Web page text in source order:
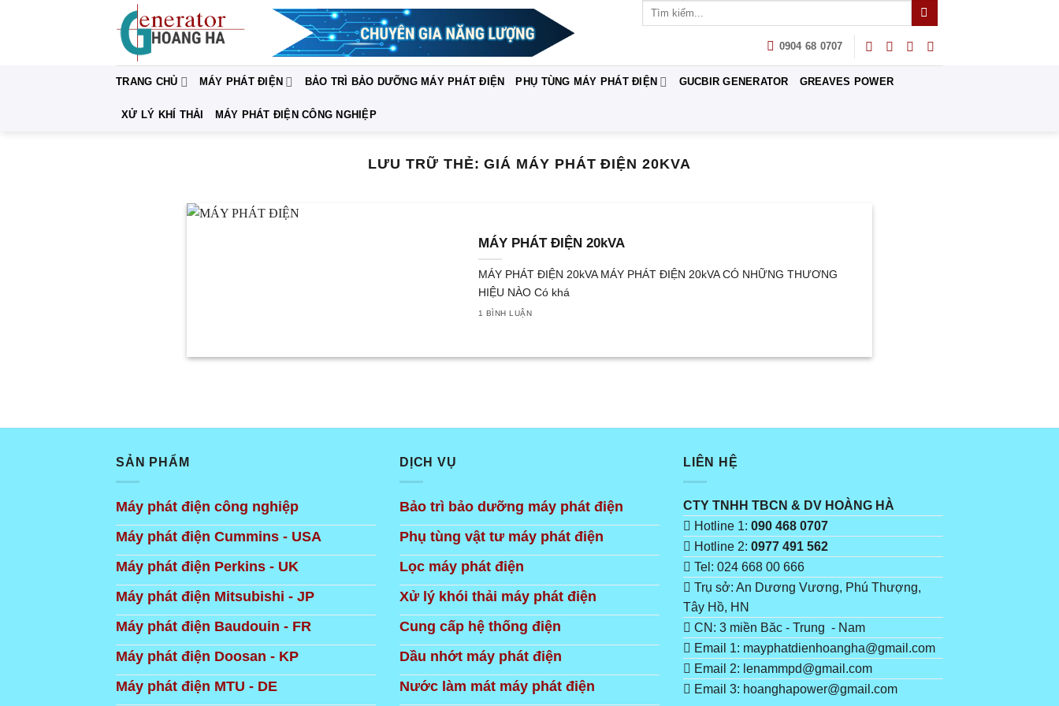
Tìm
0904 68 0707
TRANG CHỦ MÁY PHÁT ĐIỆN BẢO TRÌ BẢO DƯỠNG MÁY PHÁT ĐIỆN PHỤ TÙNG MÁY PHÁT ĐIỆN GUCBIR GENERATOR GREAVES POWER
XỬ LÝ KHÍ THẢI MÁY PHÁT ĐIỆN CÔNG NGHIỆP
LƯU TRỮ THẺ:GIÁ MÁY PHÁT ĐIỆN 20KVA
MÁY PHÁT ĐIỆN 20kVA
MÁY PHÁT ĐIỆN 20kVA MÁY PHÁT ĐIỆN 20kVA CÓ NHỮNG THƯƠNG
HIỆU NÀO Có khá
1 BÌNH LUẬN
SẢN PHẨM
Máy phát điện công nghiệp
Máy phát điện Cummins - USA
Máy phát điện Perkins - UK
Máy phát điện Mitsubishi - JP
Máy phát điện Baudouin - FR
Máy phát điện Doosan - KP
Máy phát điện MTU - DE
DỊCH VỤ
Bảo trì bảo dưỡng máy phát điện
Phụ tùng vật tư máy phát điện
Lọc máy phát điện
Xử lý khói thải máy phát điện
Cung cấp hệ thống điện
Dầu nhớt máy phát điện
Nước làm mát máy phát điện
LIÊN HỆ
CTY TNHH TBCN & DV HOÀNG HÀ
Hotline 1: 090 468 0707
Hotline 2: 0977 491 562
Tel: 024 668 00 666
Trụ sở: An Dương Vương, Phú Thượng,
Tây Hồ, HN
CN: 3 miền Băc - Trung - Nam
Email 1: mayphatdienhoangha@gmail.com
Email 2: lenammpd@gmail.com
Email 3: hoanghapower@gmail.com